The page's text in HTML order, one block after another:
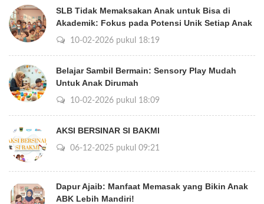
SLB Tidak Memaksakan Anak untuk Bisa di
Akademik: Fokus pada Potensi Unik Setiap Anak
10-02-2026 pukul 18:19
Belajar Sambil Bermain: Sensory Play Mudah
Untuk Anak Dirumah
10-02-2026 pukul 18:09
AKSI BERSINAR SI BAKMI
06-12-2025 pukul 09:21
Dapur Ajaib: Manfaat Memasak yang Bikin Anak
ABK Lebih Mandiri!